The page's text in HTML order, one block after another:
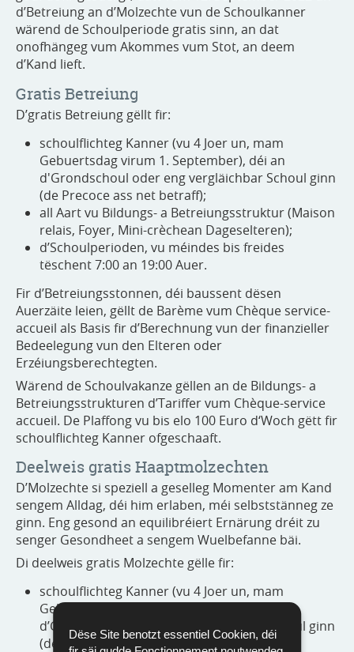
Dëse Site benotzt essentiel Cookien, déi
d’Betreiung an d’Molzechte vun de Schoulkanner
wärend de Schoulperiode gratis sinn, an dat
onofhängeg vum Akommes vum Stot, an deem
d’Kand lieft.
Gratis Betreiung
D’gratis Betreiung gëllt fir:
schoulflichteg Kanner (vu 4 Joer un, mam
Gebuertsdag virum 1. September), déi an
d'Grondschoul oder eng vergläichbar Schoul ginn
(de Precoce ass net betraff);
all Aart vu Bildungs- a Betreiungsstruktur (Maison
relais, Foyer, Mini-crèchean Dageselteren);
d’Schoulperioden, vu méindes bis freides
tëschent 7:00 an 19:00 Auer.
Fir d’Betreiungsstonnen, déi baussent dësen
Auerzäite leien, gëllt de Barème vum Chèque service-
accueil als Basis fir d’Berechnung vun der finanzieller
Bedeelegung vun den Elteren oder
Erzéiungsberechtegten.
Wärend de Schoulvakanze gëllen an de Bildungs- a
Betreiungsstrukturen d’Tariffer vum Chèque-service
accueil. De Plaffong vu bis elo 100 Euro d‘Woch gëtt fir
schoulflichteg Kanner ofgeschaaft.
Deelweis gratis Haaptmolzechten
D’Molzechte si speziell a geselleg Momenter am Kand
sengem Alldag, déi him erlaben, méi selbststänneg ze
ginn. Eng gesond an equilibréiert Ernärung dréit zu
senger Gesondheet a sengem Wuelbefanne bäi.
Di deelweis gratis Molzechte gëlle fir:
schoulflichteg Kanner (vu 4 Joer un, mam
Gebuertsdag virum 1. September), déi an
d’Grondschoul oder eng vergläichbar Schoul ginn
(de Precoce ass net betraff);